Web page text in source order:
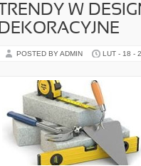
TRENDY W
DEKORACYJNE
POSTED BY ADMIN LUT - 18 -